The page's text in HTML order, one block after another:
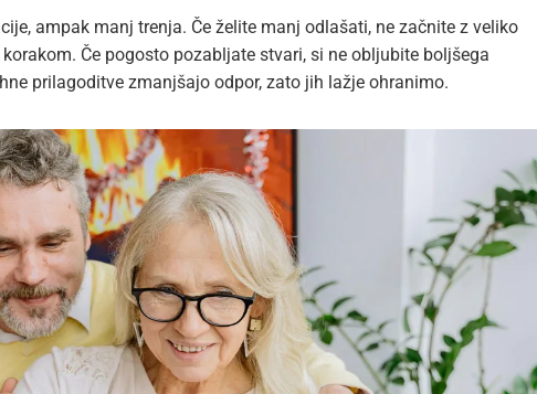
ampak manj trenja. Če želite manj odlašati, ne začnite z veliko
Če pogosto pozabljate stvari, si ne obljubite boljšega
prilagoditve zmanjšajo odpor, zato jih lažje ohranimo.